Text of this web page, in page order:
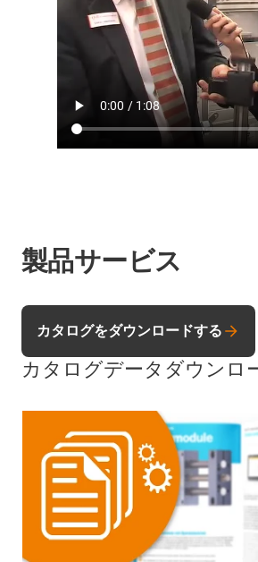
製品サービス
カタログデータダウンロ
カタログをダウンロードする